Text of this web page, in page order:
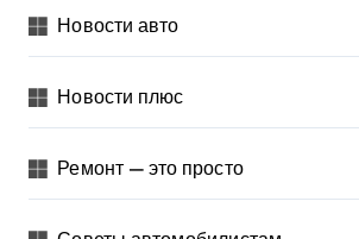
Новости авто
Новости плюс
Ремонт — это просто